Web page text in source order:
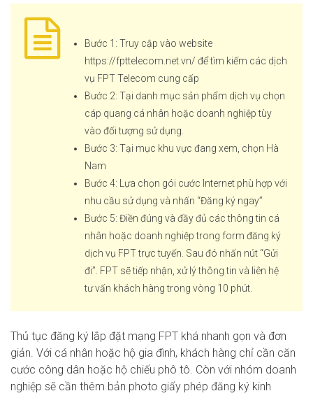
Bước 1: Truy cập vào website
https://fpttelecom.net.vn/ để tìm kiếm các dịch
vụ FPT Telecom cung cấp
Bước 2: Tại danh mục sản phẩm dịch vụ chọn
cáp quang cá nhân hoặc doanh nghiệp tùy
vào đối tượng sử dụng.
Bước 3: Tại mục khu vực đang xem, chọn Hà
Nam
Bước 4: Lựa chọn gói cước Internet phù hợp với
nhu cầu sử dụng và nhấn “Đăng ký ngay”
Bước 5: Điền đúng và đầy đủ các thông tin cá
nhân hoặc doanh nghiệp trong form đăng ký
dịch vụ FPT trực tuyến. Sau đó nhấn nút “Gửi
đi”. FPT sẽ tiếp nhận, xử lý thông tin và liên hệ
tư vấn khách hàng trong vòng 10 phút.
Thủ tục đăng ký lắp đặt mạng FPT khá nhanh gọn và đơn
giản. Với cá nhân hoặc hộ gia đình, khách hàng chỉ cần căn
cước công dân hoặc hộ chiếu phô tô. Còn với nhóm doanh
nghiệp sẽ cần thêm bản photo giấy phép đăng ký kinh